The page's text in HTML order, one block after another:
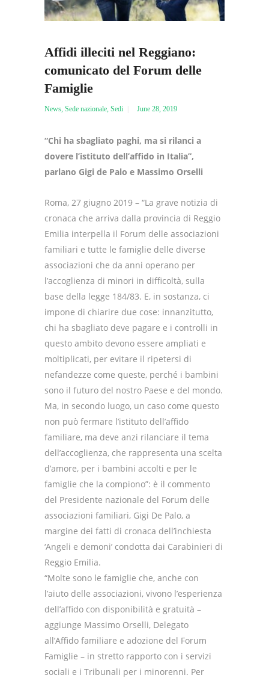
Affidi illeciti nel Reggiano:
comunicato del Forum delle
Famiglie
News Sede nazionale Sedi June 28, 2019
“Chi ha sbagliato paghi, ma si rilanci a
dovere l’istituto dell’affido in Italia”,
parlano Gigi de Palo e Massimo Orselli
Roma, 27 giugno 2019 – “La grave notizia di
cronaca che arriva dalla provincia di Reggio
Emilia interpella il Forum delle associazioni
familiari e tutte le famiglie delle diverse
associazioni che da anni operano per
l’accoglienza di minori in difficoltà, sulla
base della legge 184/83. E, in sostanza, ci
impone di chiarire due cose: innanzitutto,
chi ha sbagliato deve pagare e i controlli in
questo ambito devono essere ampliati e
moltiplicati, per evitare il ripetersi di
nefandezze come queste, perché i bambini
sono il futuro del nostro Paese e del mondo.
Ma, in secondo luogo, un caso come questo
non può fermare l’istituto dell’affido
familiare, ma deve anzi rilanciare il tema
dell’accoglienza, che rappresenta una scelta
d’amore, per i bambini accolti e per le
famiglie che la compiono”: è il commento
del Presidente nazionale del Forum delle
associazioni familiari, Gigi De Palo, a
margine dei fatti di cronaca dell’inchiesta
‘Angeli e demoni’ condotta dai Carabinieri di
Reggio Emilia.
“Molte sono le famiglie che, anche con
l’aiuto delle associazioni, vivono l’esperienza
dell’affido con disponibilità e gratuità –
aggiunge Massimo Orselli, Delegato
all’Affido familiare e adozione del Forum
Famiglie – in stretto rapporto con i servizi
sociali e i Tribunali per i minorenni. Per